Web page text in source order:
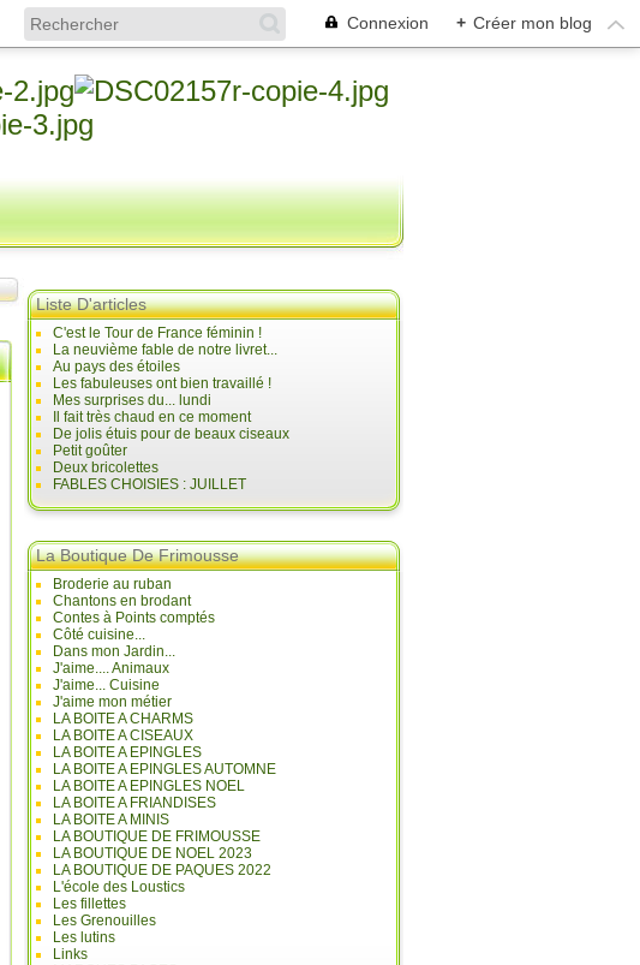
Connexion + Créer mon blog
Liste D'articles
C'est le Tour de France féminin !
La neuvième fable de notre livret...
Au pays des étoiles
Les fabuleuses ont bien travaillé !
Mes surprises du... lundi
Il fait très chaud en ce moment
De jolis étuis pour de beaux ciseaux
Petit goûter
Deux bricolettes
FABLES CHOISIES : JUILLET
La Boutique De Frimousse
Broderie au ruban
Chantons en brodant
Contes à Points comptés
Côté cuisine...
Dans mon Jardin...
J'aime.... Animaux
J'aime... Cuisine
J'aime mon métier
LA BOITE A CHARMS
LA BOITE A CISEAUX
LA BOITE A EPINGLES
LA BOITE A EPINGLES AUTOMNE
LA BOITE A EPINGLES NOEL
LA BOITE A FRIANDISES
LA BOITE A MINIS
LA BOUTIQUE DE FRIMOUSSE
LA BOUTIQUE DE NOEL 2023
LA BOUTIQUE DE PAQUES 2022
L'école des Loustics
Les fillettes
Les Grenouilles
Les lutins
Links